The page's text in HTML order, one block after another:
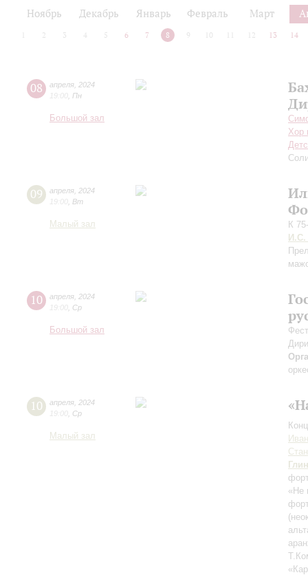
Ноябрь Декабрь Январь Февраль Март
2 3 4 5 6 7 8 9 10 12 13 14
08 апреля 2024
19:00 Пн
Большой зал
Хор
09 апреля 2024
19:00 Вт
Малый зал
К
И.С.
10 апреля 2024
19:00 Ср
Большой зал
10 апреля 2024
19:00 Ср
Малый зал
«Не